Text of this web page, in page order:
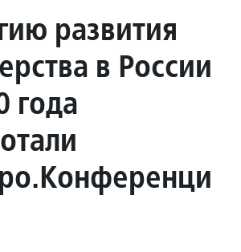
развития
в России
года